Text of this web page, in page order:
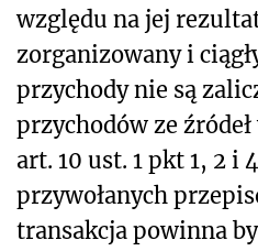
względu na jej
zorganizowany i
przychody nie są
przychodów ze
art. 10 ust. 1 pkt 1, 2 i
przywołanych
transakcja powinna